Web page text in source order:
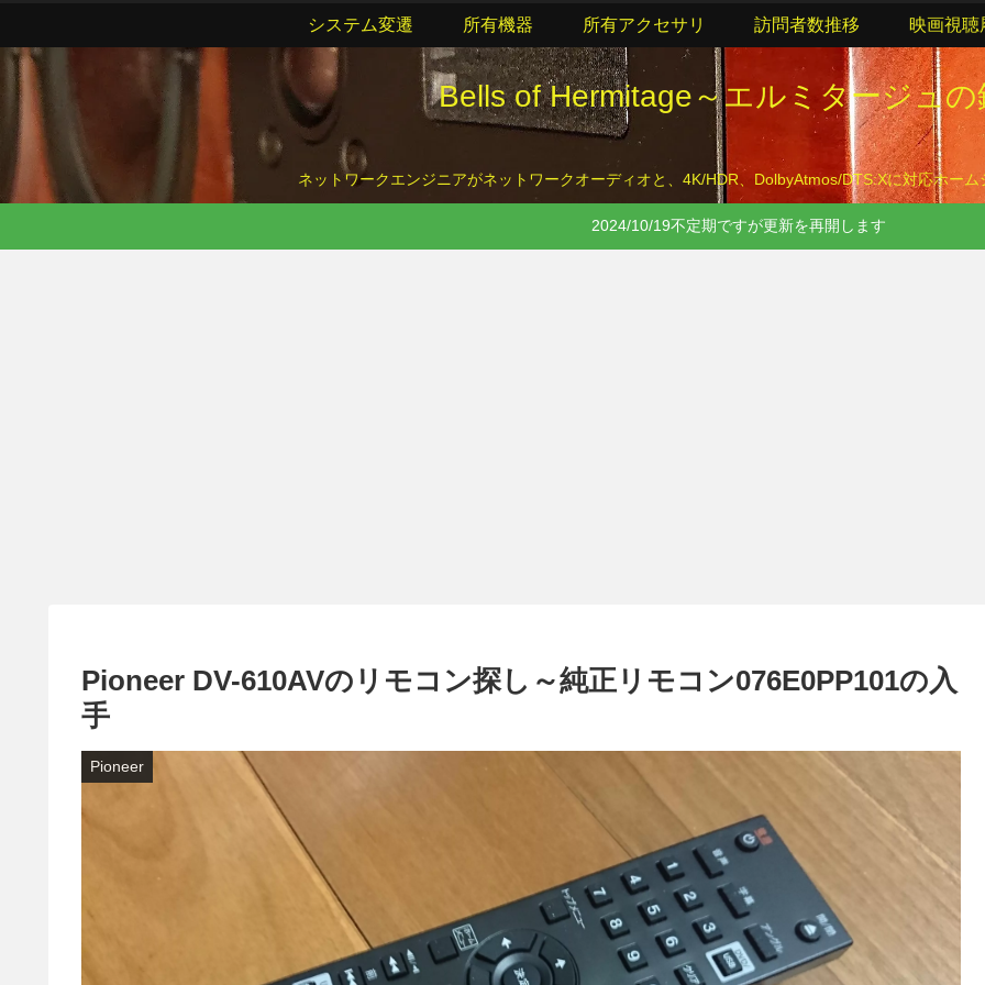
Bells of Hermitage～エルミタージュの
ネットワークエンジニアがネットワークオーディオと、4K/HDR、DolbyAtmos/DTS:Xに対応ホーム
システム変遷 所有機器 所有アクセサリ 訪問者数推移 映画視聴
2024/10/19不定期ですが更新を再開します
Pioneer DV-610AVのリモコン探し～純正リモコン076E0PP101の入
手
Pioneer